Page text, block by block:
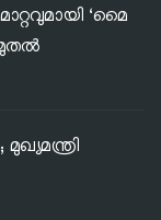
‘മൈ